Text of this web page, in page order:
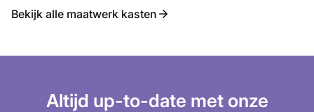
Bekijk alle maatwerk kasten
Altijd up-to-date met onze